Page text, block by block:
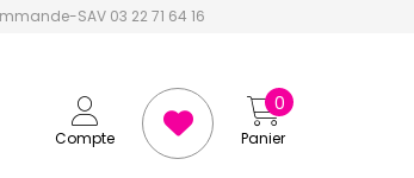
SAV 03 22 71 64 16
Compte Panier
0